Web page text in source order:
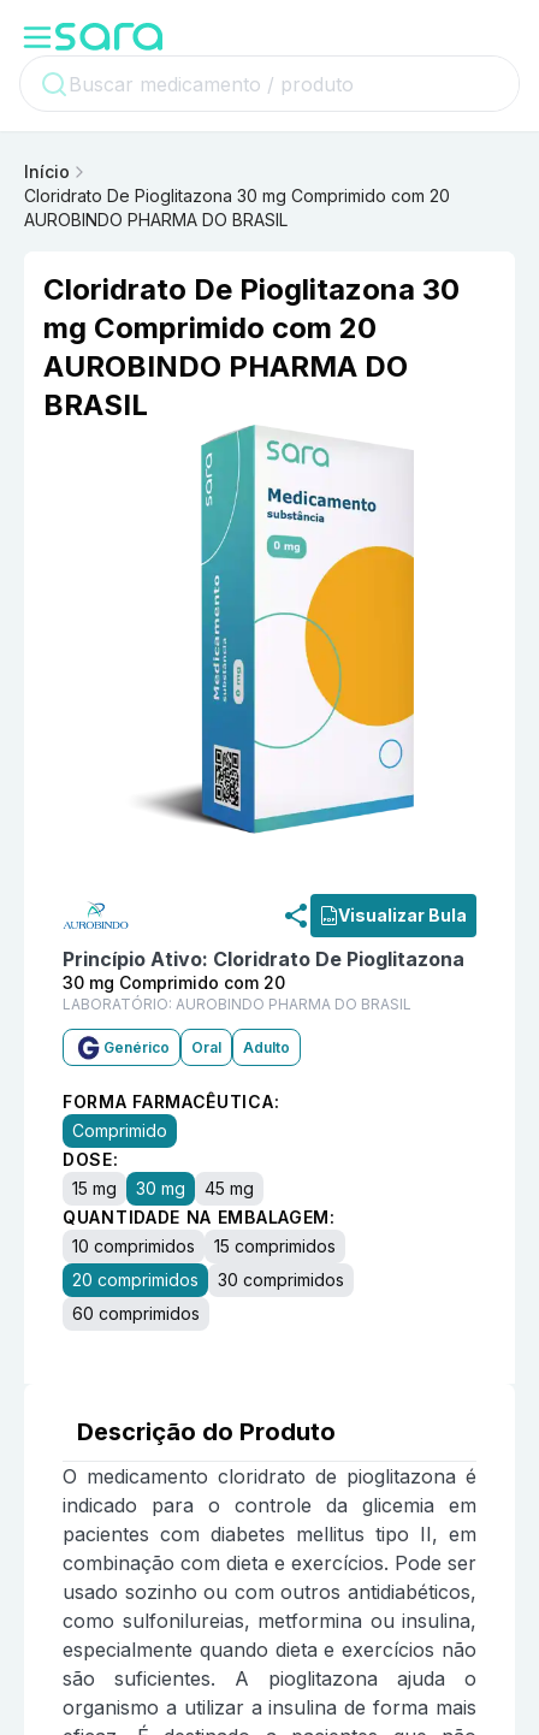
Início
Cloridrato De Pioglitazona 30 mg Comprimido com 20
AUROBINDO PHARMA DO BRASIL
Cloridrato De Pioglitazona 30
mg Comprimido com 20
AUROBINDO PHARMA DO
BRASIL
Visualizar Bula
Princípio Ativo: Cloridrato De Pioglitazona
30 mg Comprimido com 20
LABORATÓRIO: AUROBINDO PHARMA DO BRASIL
Genérico Oral Adulto
FORMA FARMACÊUTICA:
Comprimido
DOSE:
15 mg
30 mg
45 mg
QUANTIDADE NA EMBALAGEM:
10 comprimidos
15 comprimidos
20 comprimidos
30 comprimidos
60 comprimidos
Descrição do Produto
O medicamento cloridrato de pioglitazona é
indicado para o controle da glicemia em
pacientes com diabetes mellitus tipo II, em
combinação com dieta e exercícios. Pode ser
usado sozinho ou com outros antidiabéticos,
como sulfonilureias, metformina ou insulina,
especialmente quando dieta e exercícios não
são suficientes. A pioglitazona ajuda o
organismo a utilizar a insulina de forma mais